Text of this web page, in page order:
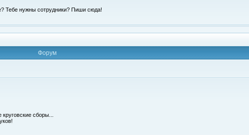
Тебе нужны сотрудники? Пиши сюда!
Форум
сборы...